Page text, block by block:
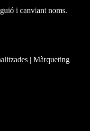
i canviant noms.
| Màrqueting